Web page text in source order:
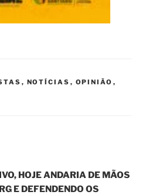
, NOTÍCIAS , OPINIÃO ,
HOJE ANDARIA DE MÃOS
E DEFENDENDO OS